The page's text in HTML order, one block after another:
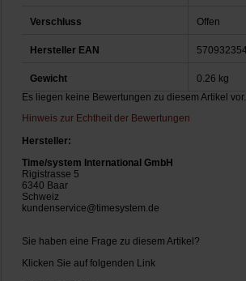
Verschluss Offen
Hersteller EAN
Gewicht 0.26 kg
Hinweis zur Echtheit der Bewertungen
Es liegen keine Bewertungen zu diesem Artikel vor.
Hersteller:
Time/system International GmbH
Rigistrasse 5
6340 Baar
Schweiz
kundenservice@timesystem.de
Sie haben eine Frage zu diesem Artikel?
Klicken Sie auf folgenden Link